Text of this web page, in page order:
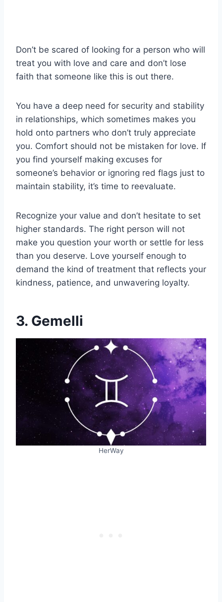
Don’t be scared of looking for a person who will
treat you with love and care and don’t lose
faith that someone like this is out there.
You have a deep need for security and stability
in relationships, which sometimes makes you
hold onto partners who don’t truly appreciate
you. Comfort should not be mistaken for love. If
you find yourself making excuses for
someone’s behavior or ignoring red flags just to
maintain stability, it’s time to reevaluate.
Recognize your value and don’t hesitate to set
higher standards. The right person will not
make you question your worth or settle for less
than you deserve. Love yourself enough to
demand the kind of treatment that reflects your
kindness, patience, and unwavering loyalty.
3. Gemelli
HerWay